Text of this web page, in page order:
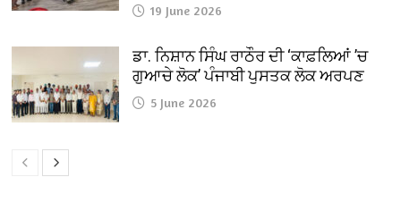
19 June 2026
ਡਾ. ਨਿਸ਼ਾਨ ਸਿੰਘ ਰਾਠੌਰ ਦੀ ‘ਕਾਫ਼ਲਿਆਂ ’ਚ
ਗੁਆਚੇ ਲੋਕ’ ਪੰਜਾਬੀ ਪੁਸਤਕ ਲੋਕ ਅਰਪਣ
5 June 2026